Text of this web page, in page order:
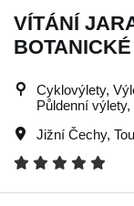
VÍTÁNÍ
Cyklovýlety,
Půldenní
Jižní Čechy,